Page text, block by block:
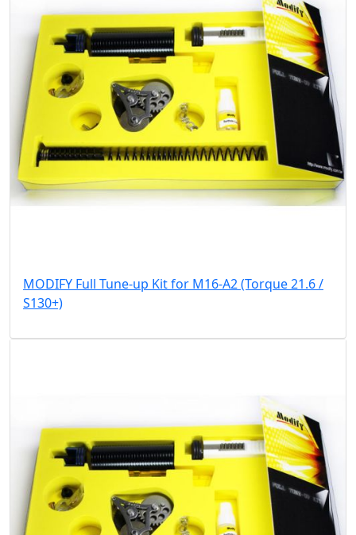
MODIFY Full Tune-up Kit for M16-A2 (Torque 21.6 /
S130+)